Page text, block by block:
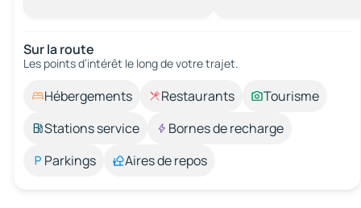
Sur la route
Les points d’intérêt le long de votre trajet.
Hébergements Restaurants
Tourisme
Stations service
Bornes de recharge
Parkings
Aires de repos